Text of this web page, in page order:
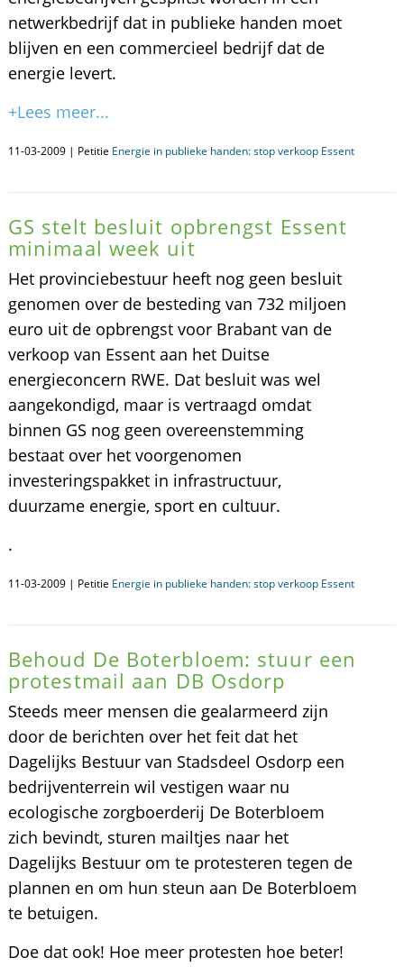
netwerkbedrijf dat in publieke handen moet
blijven en een commercieel bedrijf dat de
energie levert.
+Lees meer...
11-03-2009 | Petitie Energie in publieke handen: stop verkoop Essent
GS stelt besluit opbrengst Essent
minimaal week uit
Het provinciebestuur heeft nog geen besluit
genomen over de besteding van 732 miljoen
euro uit de opbrengst voor Brabant van de
verkoop van Essent aan het Duitse
energieconcern RWE. Dat besluit was wel
aangekondigd, maar is vertraagd omdat
binnen GS nog geen overeenstemming
bestaat over het voorgenomen
investeringspakket in infrastructuur,
duurzame energie, sport en cultuur.
.
11-03-2009 | Petitie Energie in publieke handen: stop verkoop Essent
Behoud De Boterbloem: stuur een
protestmail aan DB Osdorp
Steeds meer mensen die gealarmeerd zijn
door de berichten over het feit dat het
Dagelijks Bestuur van Stadsdeel Osdorp een
bedrijventerrein wil vestigen waar nu
ecologische zorgboerderij De Boterbloem
zich bevindt, sturen mailtjes naar het
Dagelijks Bestuur om te protesteren tegen de
plannen en om hun steun aan De Boterbloem
te betuigen.
Doe dat ook! Hoe meer protesten hoe beter!